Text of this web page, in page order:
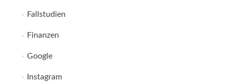
Fallstudien
Finanzen
Google
Instagram